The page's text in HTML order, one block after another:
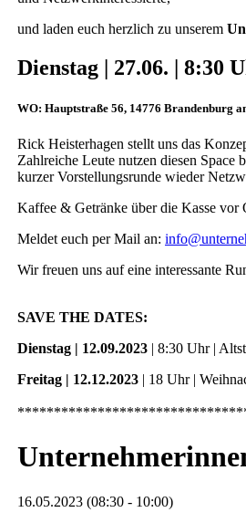
und laden euch herzlich zu unserem
Dienstag | 27.06. | 8:30
WO: Hauptstraße 56, 14776 Brandenburg
Rick Heisterhagen stellt uns das
Zahlreiche Leute nutzen diesen
kurzer Vorstellungsrunde wieder
Kaffee & Getränke über die Kasse vor
Meldet euch per Mail an:
Wir freuen uns auf eine interessante
SAVE THE DATES:
Dienstag | 12.09.2023 | 8:30 Uhr |
Freitag | 12.12.2023 | 18 Uhr |
16.05.2023 (08:30 - 10:00)